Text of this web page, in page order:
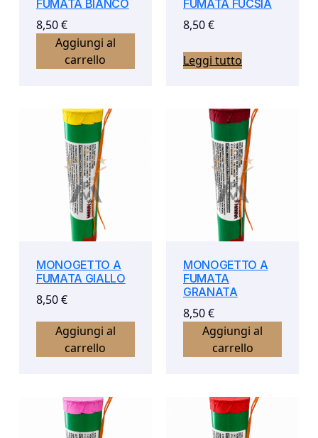
FUMATA BIANCO
8,50€
Aggiungi al
carrello
FUMATA FUCSIA
8,50€
Leggi tutto
MONOGETTO A
FUMATA GIALLO
8,50€
Aggiungi al
carrello
MONOGETTO A
FUMATA
GRANATA
8,50€
Aggiungi al
carrello